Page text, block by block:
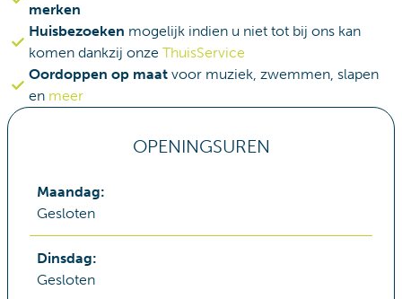
merken
Huisbezoeken mogelijk indien u niet tot bij ons kan
komen dankzij onze ThuisService
Oordoppen op maat voor muziek, zwemmen, slapen
en meer
OPENINGSUREN
Maandag:
Gesloten
Dinsdag:
Gesloten